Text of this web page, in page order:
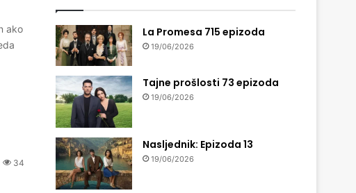
ako
34
La Promesa 715 epizoda
19/06/2026
Tajne prošlosti 73 epizoda
19/06/2026
Nasljednik: Epizoda 13
19/06/2026